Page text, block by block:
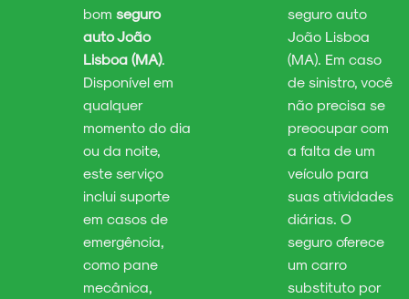
bom seguro
auto João
Lisboa (MA).
Disponível em
qualquer
momento do dia
ou da noite,
este serviço
inclui suporte
em casos de
emergência,
como pane
mecânica,
seguro auto
João Lisboa
(MA). Em caso
de sinistro, você
não precisa se
preocupar com
a falta de um
veículo para
suas atividades
diárias. O
seguro oferece
um carro
substituto por